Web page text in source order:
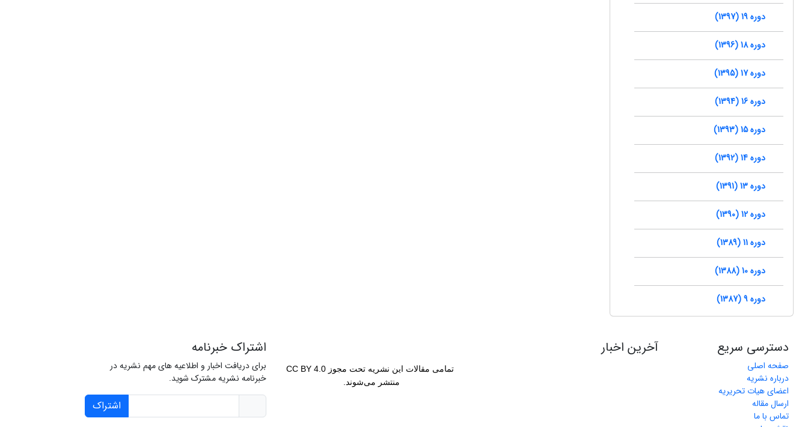
دوره 19 (1397)
دوره 18 (1396)
دوره 17 (1395)
دوره 16 (1394)
دوره 15 (1393)
دوره 14 (1392)
دوره 13 (1391)
دوره 12 (1390)
دوره 11 (1389)
دوره 10 (1388)
دوره 9 (1387)
دسترسی سریع
صفحه اصلی
درباره نشریه
اعضای هیات تحریریه
ارسال مقاله
تماس با ما
آخرین اخبار
تمامی مقالات این نشریه تحت مجوز CC BY 4.0
منتشر می‌شوند.
اشتراک خبرنامه
برای دریافت اخبار و اطلاعیه های مهم نشریه در
خبرنامه نشریه مشترک شوید.
اشتراک